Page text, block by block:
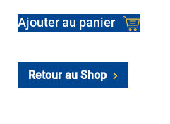
Ajouter au panier
Retour au Shop